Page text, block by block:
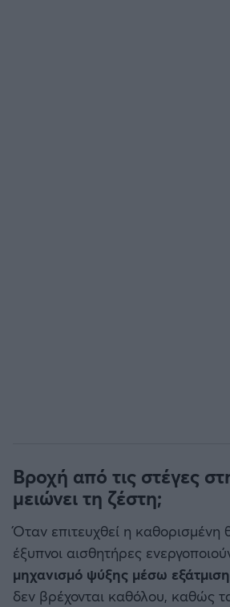
Βροχή από τις στέγες
μειώνει τη ζέστη;
Όταν επιτευχθεί η καθορισμένη
έξυπνοι αισθητήρες
μηχανισμό ψύξης μέσω
δεν βρέχονται καθόλου, καθώς τα